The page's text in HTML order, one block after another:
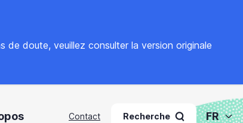
de doute, veuillez consulter la version originale
Contact Recherche FR